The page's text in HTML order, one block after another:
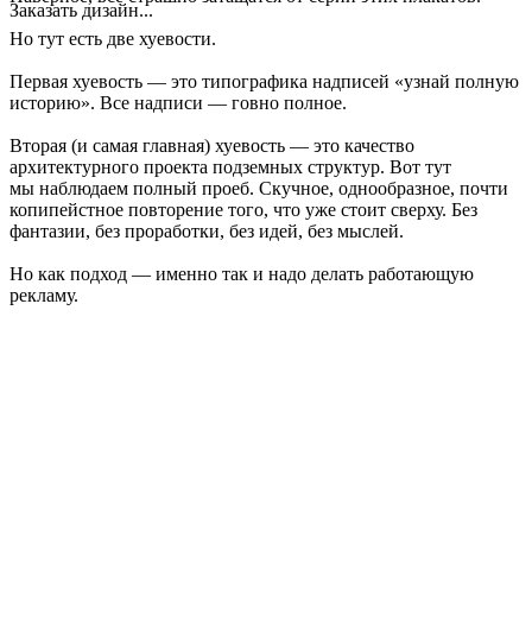
Но тут есть две хуевости.
Первая хуевость — это типографика надписей «узнай полную
историю». Все надписи — говно полное.
Вторая (и самая главная) хуевость — это качество
архитектурного проекта подземных структур. Вот тут
мы наблюдаем полный проеб. Скучное, однообразное, почти
копипейстное повторение того, что уже стоит сверху. Без
фантазии, без проработки, без идей, без мыслей.
Но как подход — именно так и надо делать работающую
рекламу.
Заказать дизайн...